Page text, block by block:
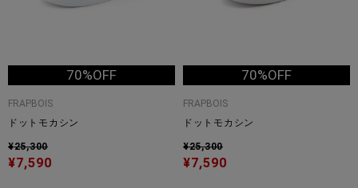
70%OFF
FRAPBOIS
ドットモカシン
¥25,300
¥7,590
70%OFF
FRAPBOIS
ドットモカシン
¥25,300
¥7,590